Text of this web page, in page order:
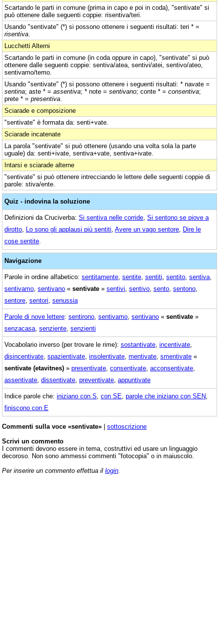
Scartando le parti in comune (prima in capo e poi in coda), "sentivate" si
può ottenere dalle seguenti coppie: risentiva/teri.
Usando "sentivate" (*) si possono ottenere i seguenti risultati: teri * =
risentiva
Lucchetti Alterni
Scartando le parti in comune (in coda oppure in capo), "sentivate" si può
ottenere dalle seguenti coppie: sentiva/atea, sentivi/atei, sentivo/ateo,
sentivamo/temo.
Usando "sentivate" (*) si possono ottenere i seguenti risultati: * navate =
sentina; aste * = assentiva; * note = sentivano; conte * = consentiva;
prete * = presentiva
Sciarade e composizione
"sentivate" è formata da: senti+vate.
Sciarade incatenate
La parola "sentivate" si può ottenere (usando una volta sola la parte
uguale) da: senti+ivate, sentiva+vate, sentiva+ivate.
Intarsi e sciarade alterne
"sentivate" si può ottenere intrecciando le lettere delle seguenti coppie di
parole: stiva/ente.
Quiz - indovina la soluzione
Definizioni da Cruciverba: Si sentiva nelle corride Si sentono se piove a
dirotto Lo sono gli applausi più sentiti Avere un vago sentore Dire le
cose sentite
Navigazione
Parole in ordine alfabetico: sentitamente sentite sentiti sentito sentiva
sentivamo sentivano « sentivate » sentivi sentivo sento sentono
sentore sentori senussia
Parole di nove lettere: sentirono sentivamo sentivano « sentivate »
senzacasa senziente senzienti
Vocabolario inverso (per trovare le rime): sostantivate incentivate
disincentivate spazientivate insolentivate mentivate smentivate «
sentivate (etavitnes) » presentivate consentivate acconsentivate
assentivate dissentivate preventivate appuntivate
Indice parole che: iniziano con S con SE parole che iniziano con SEN
finiscono con E
Commenti sulla voce «sentivate» | sottoscrizione
Scrivi un commento
I commenti devono essere in tema, costruttivi ed usare un linguaggio
decoroso. Non sono ammessi commenti "fotocopia" o in maiuscolo.
Per inserire un commento effettua il login